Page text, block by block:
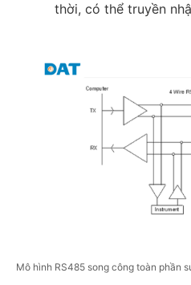
thời, có thể truyền
Mô hình RS485 song công toàn phần